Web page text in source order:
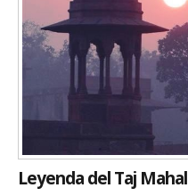
Leyenda del Taj Mahal